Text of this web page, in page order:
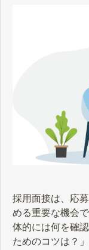
採用面接は、応
める重要な機会
体的には何を確
ためのコツは？